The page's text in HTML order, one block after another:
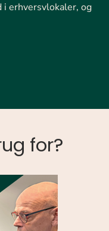
i erhversvlokaler, og
for?